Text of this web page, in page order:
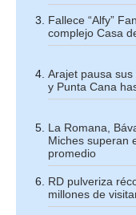
Fallece “Alfy”
complejo Casa
Arajet pausa
y Punta Cana
La Romana,
Miches superan
promedio
RD pulveriza
millones de